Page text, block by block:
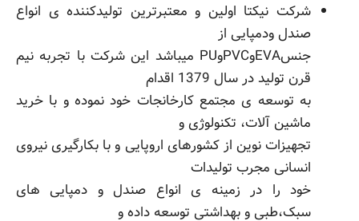
شرکت نیکتا اولین و معتبرترین تولیدکننده ی انواع
صندل ودمپایی از
جنسEVAوPVCوPU میباشد این شرکت با تجربه نیم
قرن تولید در سال 1379 اقدام
به توسعه ی مجتمع کارخانجات خود نموده و با خرید
ماشین آلات، تکنولوژی و
تجهیزات نوین از کشورهای اروپایی و با بکارگیری نیروی
انسانی مجرب تولیدات
خود را در زمینه ی انواع صندل و دمپایی های
سبک،طبی و بهداشتی توسعه داده و